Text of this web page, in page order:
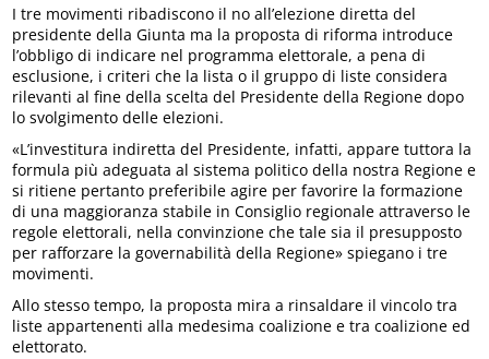
I tre movimenti ribadiscono il no all’elezione diretta del
presidente della Giunta ma la proposta di riforma introduce
l’obbligo di indicare nel programma elettorale, a pena di
esclusione, i criteri che la lista o il gruppo di liste considera
rilevanti al fine della scelta del Presidente della Regione dopo
lo svolgimento delle elezioni.
«L’investitura indiretta del Presidente, infatti, appare tuttora la
formula più adeguata al sistema politico della nostra Regione e
si ritiene pertanto preferibile agire per favorire la formazione
di una maggioranza stabile in Consiglio regionale attraverso le
regole elettorali, nella convinzione che tale sia il presupposto
per rafforzare la governabilità della Regione» spiegano i tre
movimenti.
Allo stesso tempo, la proposta mira a rinsaldare il vincolo tra
liste appartenenti alla medesima coalizione e tra coalizione ed
elettorato.